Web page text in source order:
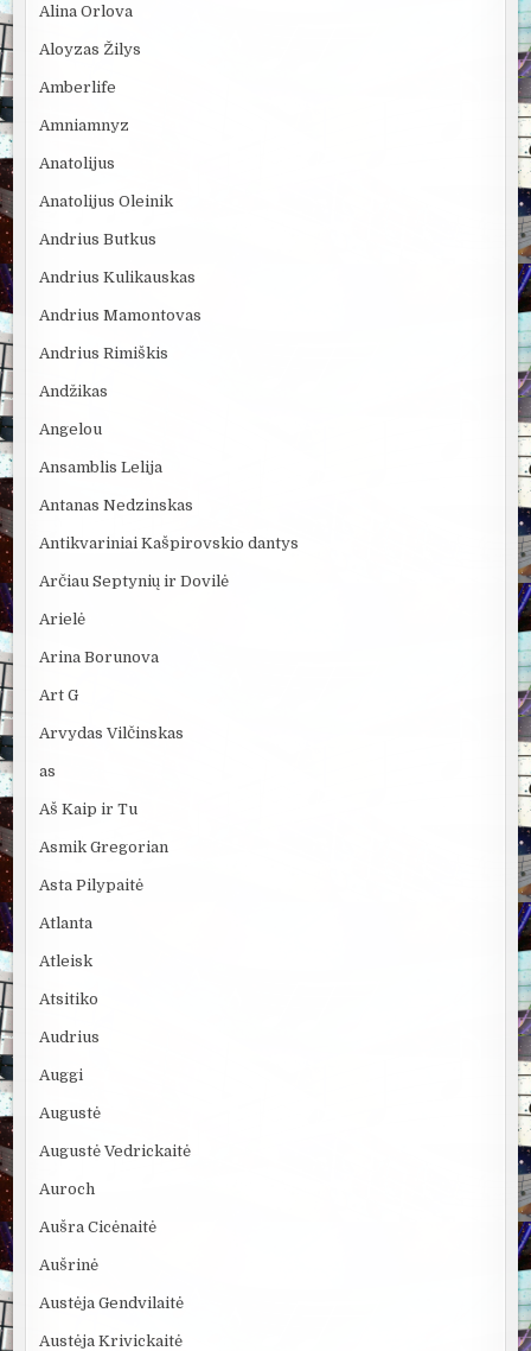
Alina Orlova
Aloyzas Žilys
Amberlife
Amniamnyz
Anatolijus
Anatolijus Oleinik
Andrius Butkus
Andrius Kulikauskas
Andrius Mamontovas
Andrius Rimiškis
Andžikas
Angelou
Ansamblis Lelija
Antanas Nedzinskas
Antikvariniai Kašpirovskio dantys
Arčiau Septynių ir Dovilė
Arielė
Arina Borunova
Art G
Arvydas Vilčinskas
as
Aš Kaip ir Tu
Asmik Gregorian
Asta Pilypaitė
Atlanta
Atleisk
Atsitiko
Audrius
Auggi
Augustė
Augustė Vedrickaitė
Auroch
Aušra Cicėnaitė
Aušrinė
Austėja Gendvilaitė
Austėja Krivickaitė